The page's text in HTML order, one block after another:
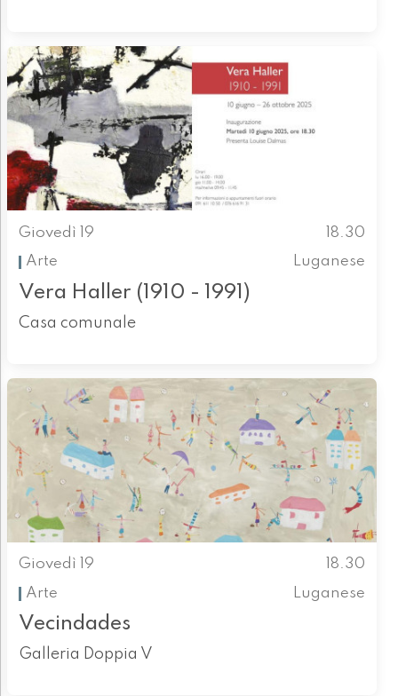
Giovedì 19
18.30
Arte
Luganese
Vera Haller (1910 - 1991)
Casa comunale
Giovedì 19
18.30
Arte
Luganese
Vecindades
Galleria Doppia V